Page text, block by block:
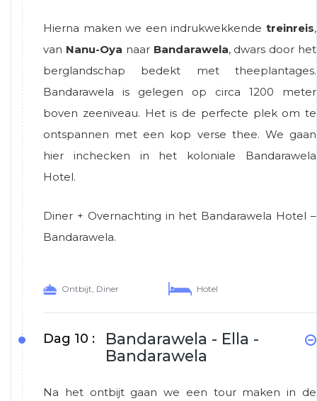
Hierna maken we een indrukwekkende treinreis,
van Nanu-Oya naar Bandarawela, dwars door het
berglandschap bedekt met theeplantages.
Bandarawela is gelegen op circa 1200 meter
boven zeeniveau. Het is de perfecte plek om te
ontspannen met een kop verse thee. We gaan
hier inchecken in het koloniale Bandarawela
Hotel.
Diner + Overnachting in het Bandarawela Hotel –
Bandarawela.
Ontbijt, Diner Hotel
Dag 10 :
Bandarawela - Ella -
Bandarawela
Na het ontbijt gaan we een tour maken in de